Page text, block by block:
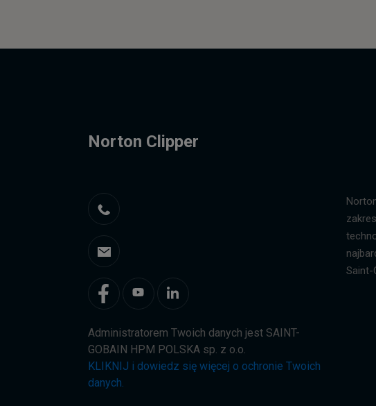
Norton Clipper
Administratorem Twoich danych jest SAINT-
GOBAIN HPM POLSKA sp. z o.o.
KLIKNIJ i dowiedz się więcej o ochronie Twoich
danych.
Saint-